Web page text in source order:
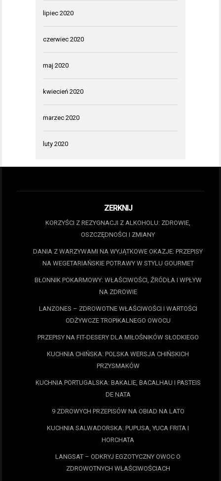
lipiec 2020
czerwiec 2020
maj 2020
kwiecień 2020
marzec 2020
luty 2020
ZERKNIJ
KORZYŚCI Z REZYGNACJI Z ALKOHOLU: ZDROWIE,
OSZCZĘDNOŚCI I ZMIANY
DANIA Z WARZYWAMI NA WYJĄTKOWE OKAZJE: PRZEPISY
NA WEGETARIAŃSKIE POTRAWY W STYLU GOURMET
BŁONNIK POKARMOWY: WŁAŚCIWOŚCI, ŹRÓDŁA I WPŁYW
NA ZDROWIE
LANZONES – ZDROWOTNE WŁAŚCIWOŚCI I WARTOŚCI
ODŻYWCZE TROPIKALNEGO OWOCU
PRZEPISY NA FIT-DESERY DLA MIŁOŚNIKÓW SŁODKIEGO
KUCHNIA CHIŃSKA: POLSKA WERSJA CHIŃSKICH
PRZYSMAKÓW
KUCHNIA PORTUGALSKA: BAKALIE, BACALHAU I PASTEIS
DE NATA
9 ZDROWYCH PRZEPISÓW NA OBIAD NA LATO
KUCHNIA SALWADORSKA: PUPUSA, YUCA FRITA I
HORCHATA
LANGSAT – ODKRYJ EGZOTYCZNY OWOC O
ZDROWOTNYCH WŁAŚCIWOŚCIACH